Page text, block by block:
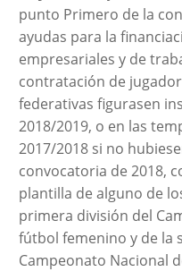
punto Primero de la
ayudas para la
empresariales y de
contratación de
federativas figurasen
2018/2019, o en las
2017/2018 si no
convocatoria de 2018,
plantilla de alguno de
primera división del
fútbol femenino y de la
Campeonato Nacional